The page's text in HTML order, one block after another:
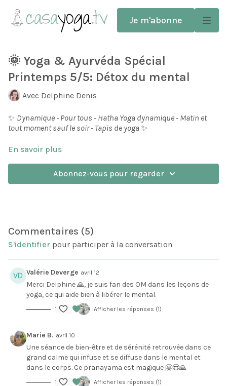
Je m'abonne
🌞 Yoga & Ayurvéda Spécial
Printemps 5/5: Détox du mental
Avec Delphine Denis
✨ Dynamique - Pour tous - Hatha Yoga dynamique - Matin et
tout moment sauf le soir - Tapis de yoga✨
Cette vidéo fait partie du programme
spécial Printemps.
Vous sentez-vous fatigué et groggy au réveil, ou le
viendront réveiller et éclaircir le mental, pour plus de
vivacité et une meilleure capacité de concentration dans
Découvrez également nos conseils juste après, pour aller
plus loin dans l'idée du ménage dans votre mental, votre
corps et votre vie!
de la Détox mentale, nous vous invitons à suivre la
séance donnée juste au-dessous.
L'article sur leMénage de printemps .
En savoir plus
Abonnez-vous pour regarder
Commentaires (5)
S'identifier pour participer à la conversation
Valérie Deverge avril 12
Merci Delphine 🙏, je suis fan des OM dans les leçons de
yoga, ce qui aide bien à libérer le mental.
1 Afficher les réponses (1)
Marie B. avril 10
Une séance de bien-être et de sérénité retrouvée dans ce
grand calme qui infuse et se diffuse dans le mental et
dans le corps. Ce pranayama est magique 🤗😍🙏
1 Afficher les réponses (1)